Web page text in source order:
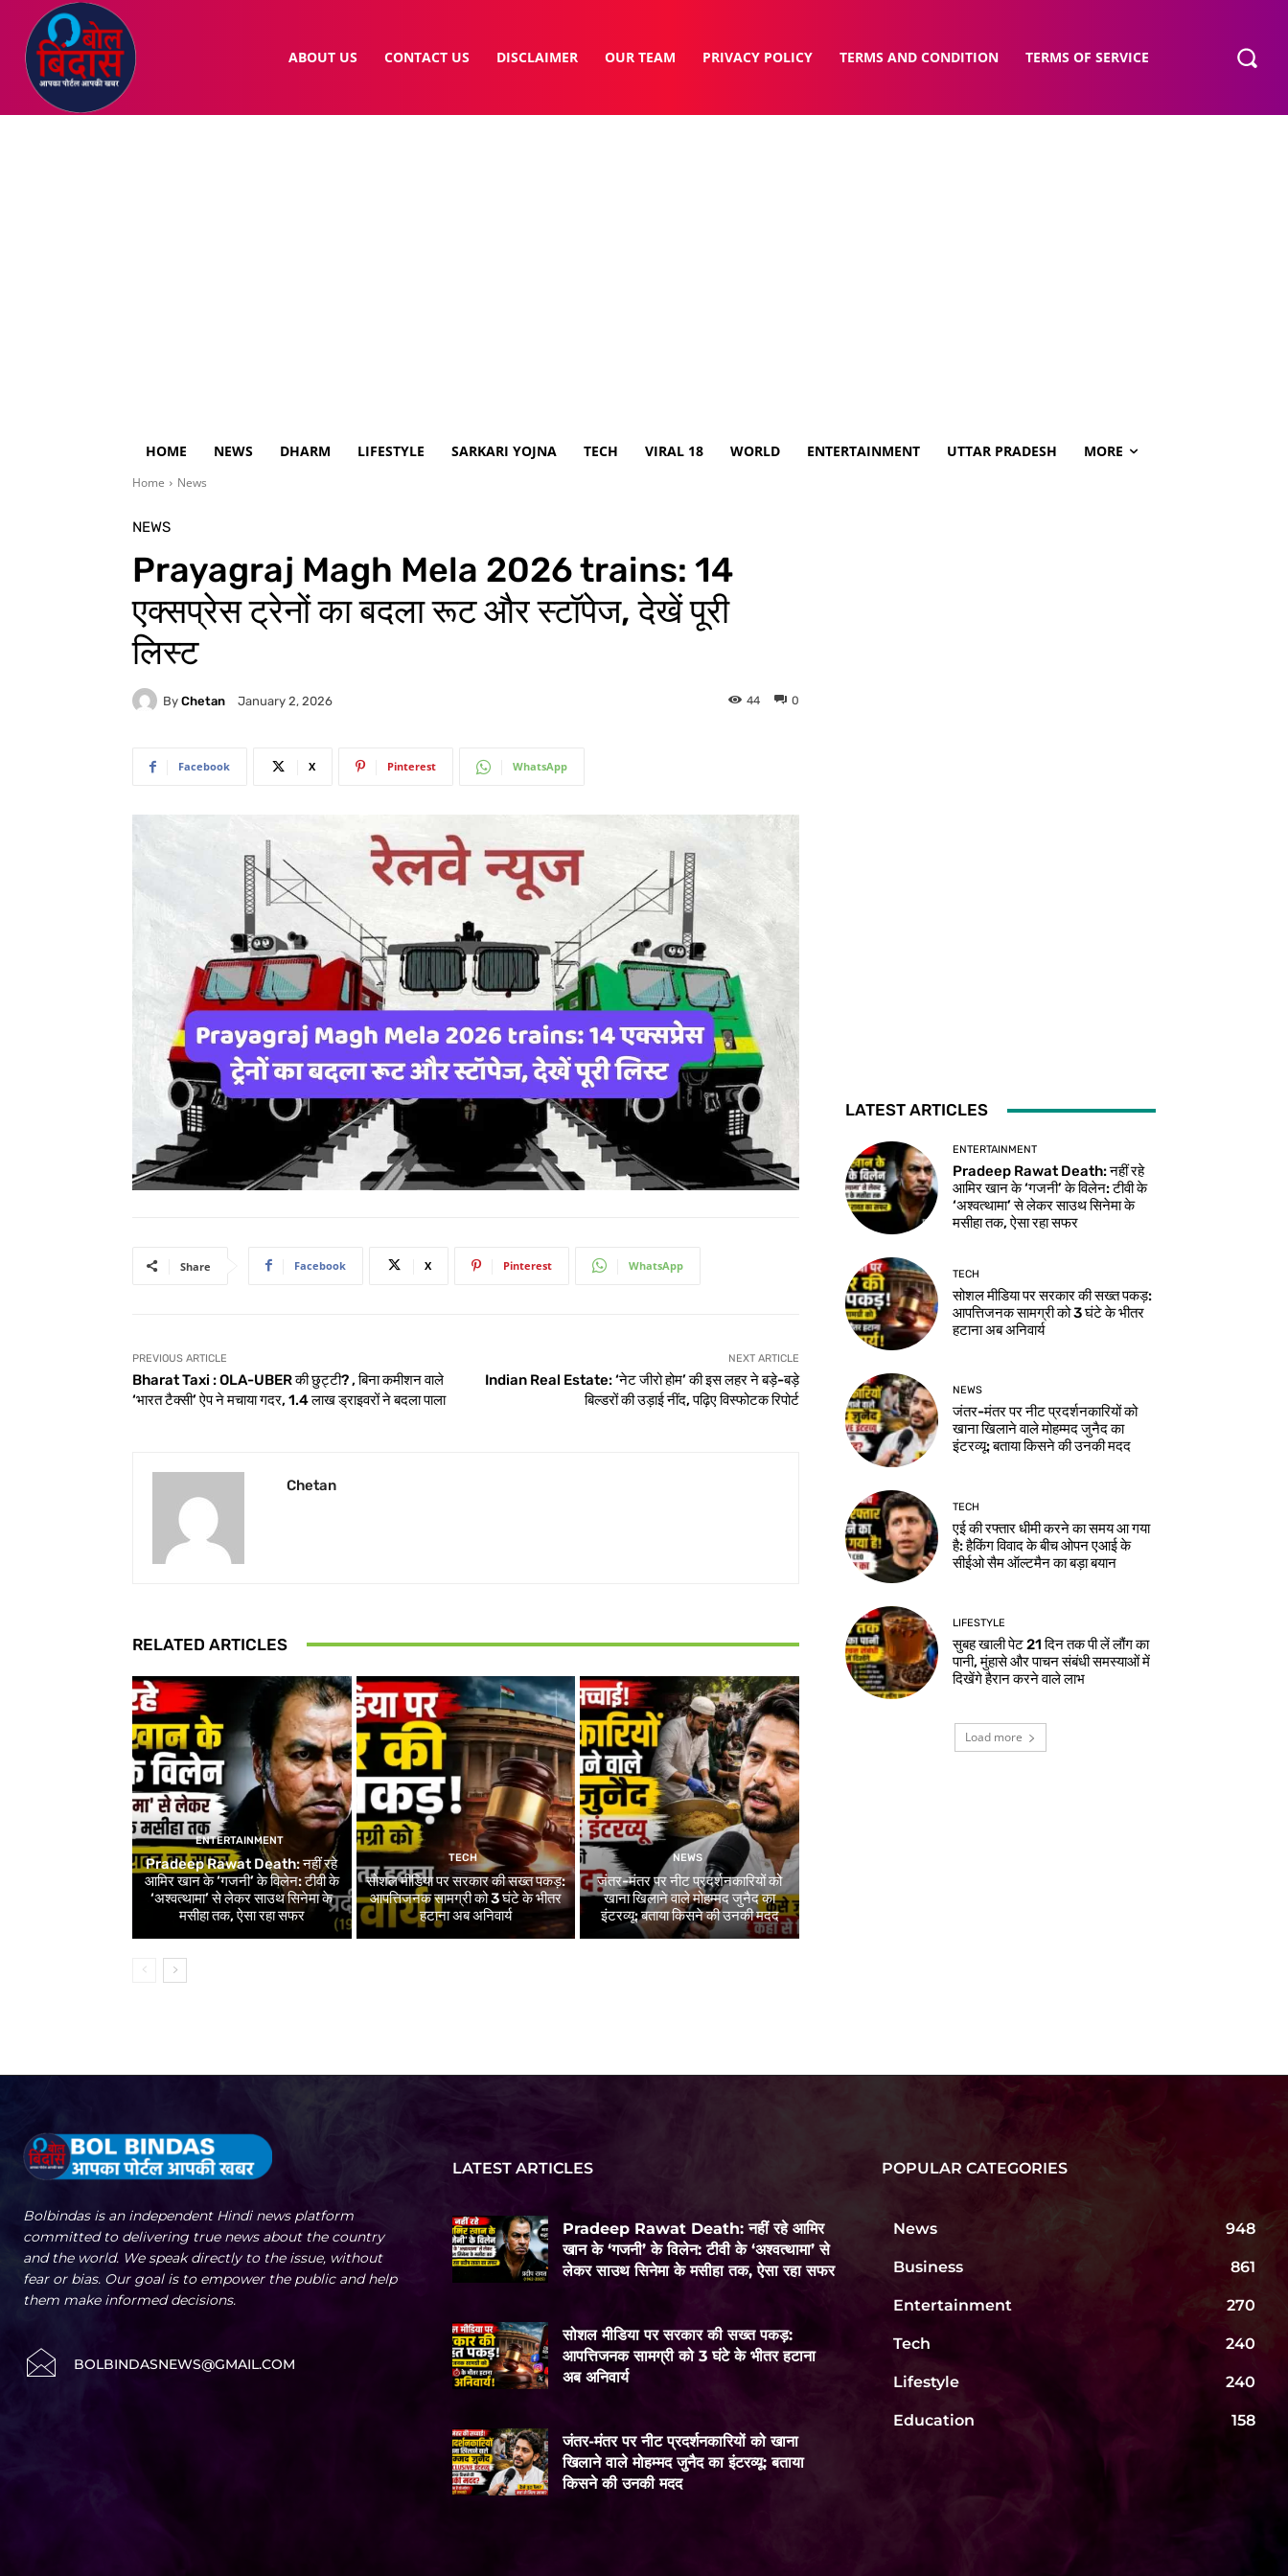
ABOUT US CONTACT US DISCLAIMER OUR TEAM PRIVACY POLICY TERMS AND CONDITION TERMS OF SERVICE
HOME NEWS DHARM LIFESTYLE SARKARI YOJNA TECH VIRAL 18 WORLD ENTERTAINMENT UTTAR PRADESH MORE
Home News
NEWS
Prayagraj Magh Mela 2026 trains: 14
एक्सप्रेस ट्रेनों का बदला रूट और स्टॉपेज, देखें पूरी
लिस्ट
By Chetan January 2, 2026 0
44
Facebook X Pinterest WhatsApp
Share Facebook X Pinterest WhatsApp
PREVIOUS ARTICLE
Bharat Taxi : OLA-UBER की छुट्टी? , बिना कमीशन वाले
‘भारत टैक्सी’ ऐप ने मचाया गदर, 1.4 लाख ड्राइवरों ने बदला पाला
NEXT ARTICLE
Indian Real Estate: ‘नेट जीरो होम’ की इस लहर ने बड़े-बड़े
बिल्डरों की उड़ाई नींद, पढ़िए विस्फोटक रिपोर्ट
Chetan
RELATED ARTICLES
ENTERTAINMENT
Pradeep Rawat Death: नहीं रहे
आमिर खान के ‘गजनी’ के विलेन: टीवी के
‘अश्वत्थामा’ से लेकर साउथ सिनेमा के
मसीहा तक, ऐसा रहा सफर
TECH
सोशल मीडिया पर सरकार की सख्त पकड़:
आपत्तिजनक सामग्री को 3 घंटे के भीतर
हटाना अब अनिवार्य
NEWS
जंतर-मंतर पर नीट प्रदर्शनकारियों को
खाना खिलाने वाले मोहम्मद जुनैद का
इंटरव्यू: बताया किसने की उनकी मदद
LATEST ARTICLES
ENTERTAINMENT
Pradeep Rawat Death: नहीं रहे
आमिर खान के ‘गजनी’ के विलेन: टीवी के
‘अश्वत्थामा’ से लेकर साउथ सिनेमा के
मसीहा तक, ऐसा रहा सफर
TECH
सोशल मीडिया पर सरकार की सख्त पकड़:
आपत्तिजनक सामग्री को 3 घंटे के भीतर
हटाना अब अनिवार्य
NEWS
जंतर-मंतर पर नीट प्रदर्शनकारियों को
खाना खिलाने वाले मोहम्मद जुनैद का
इंटरव्यू: बताया किसने की उनकी मदद
TECH
एई की रफ्तार धीमी करने का समय आ गया
है: हैकिंग विवाद के बीच ओपन एआई के
सीईओ सैम ऑल्टमैन का बड़ा बयान
LIFESTYLE
सुबह खाली पेट 21 दिन तक पी लें लौंग का
पानी, मुंहासे और पाचन संबंधी समस्याओं में
दिखेंगे हैरान करने वाले लाभ
Load more
Bolbindas is an independent Hindi news platform
committed to delivering true news about the country
and the world. We speak directly to the issue, without
fear or bias. Our goal is to empower the public and help
them make informed decisions.
BOLBINDASNEWS@GMAIL.COM
LATEST ARTICLES
Pradeep Rawat Death: नहीं रहे आमिर
खान के ‘गजनी’ के विलेन: टीवी के ‘अश्वत्थामा’ से
लेकर साउथ सिनेमा के मसीहा तक, ऐसा रहा सफर
सोशल मीडिया पर सरकार की सख्त पकड़:
आपत्तिजनक सामग्री को 3 घंटे के भीतर हटाना
अब अनिवार्य
जंतर-मंतर पर नीट प्रदर्शनकारियों को खाना
खिलाने वाले मोहम्मद जुनैद का इंटरव्यू: बताया
किसने की उनकी मदद
POPULAR CATEGORIES
News 948
Business 861
Entertainment 270
Tech 240
Lifestyle 240
Education 158